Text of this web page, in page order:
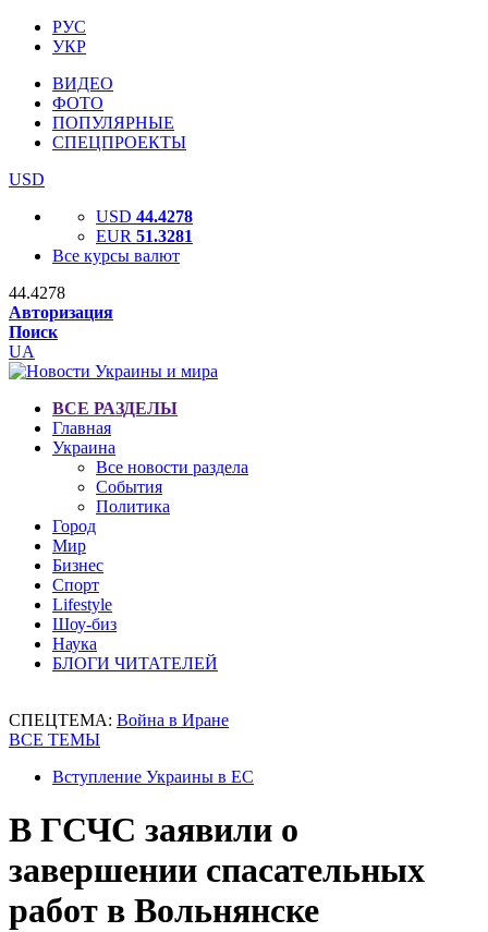
РУС
УКР
ВИДЕО
ФОТО
ПОПУЛЯРНЫЕ
СПЕЦПРОЕКТЫ
USD
USD 44.4278
EUR 51.3281
Все курсы валют
44.4278
Авторизация
Поиск
UA
ВСЕ РАЗДЕЛЫ
Главная
Украина
Все новости раздела
События
Политика
Город
Мир
Бизнес
Спорт
Lifestyle
Шоу-биз
Наука
БЛОГИ ЧИТАТЕЛЕЙ
СПЕЦТЕМА: Война в Иране
ВСЕ ТЕМЫ
Вступление Украины в ЕС
В ГСЧС заявили о
завершении спасательных
работ в Вольнянске